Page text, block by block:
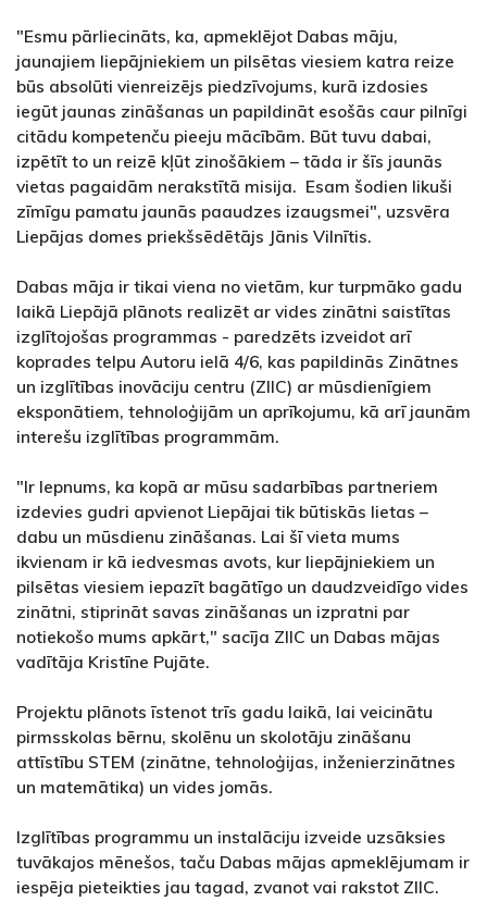
"Esmu pārliecināts, ka, apmeklējot Dabas māju,
jaunajiem liepājniekiem un pilsētas viesiem katra reize
būs absolūti vienreizējs piedzīvojums, kurā izdosies
iegūt jaunas zināšanas un papildināt esošās caur pilnīgi
citādu kompetenču pieeju mācībām. Būt tuvu dabai,
izpētīt to un reizē kļūt zinošākiem – tāda ir šīs jaunās
vietas pagaidām nerakstītā misija. Esam šodien likuši
zīmīgu pamatu jaunās paaudzes izaugsmei", uzsvēra
Liepājas domes priekšsēdētājs Jānis Vilnītis.
Dabas māja ir tikai viena no vietām, kur turpmāko gadu
laikā Liepājā plānots realizēt ar vides zinātni saistītas
izglītojošas programmas - paredzēts izveidot arī
koprades telpu Autoru ielā 4/6, kas papildinās Zinātnes
un izglītības inovāciju centru (ZIIC) ar mūsdienīgiem
eksponātiem, tehnoloģijām un aprīkojumu, kā arī jaunām
interešu izglītības programmām.
"Ir lepnums, ka kopā ar mūsu sadarbības partneriem
izdevies gudri apvienot Liepājai tik būtiskās lietas –
dabu un mūsdienu zināšanas. Lai šī vieta mums
ikvienam ir kā iedvesmas avots, kur liepājniekiem un
pilsētas viesiem iepazīt bagātīgo un daudzveidīgo vides
zinātni, stiprināt savas zināšanas un izpratni par
notiekošo mums apkārt," sacīja ZIIC un Dabas mājas
vadītāja Kristīne Pujāte.
Projektu plānots īstenot trīs gadu laikā, lai veicinātu
pirmsskolas bērnu, skolēnu un skolotāju zināšanu
attīstību STEM (zinātne, tehnoloģijas, inženierzinātnes
un matemātika) un vides jomās.
Izglītības programmu un instalāciju izveide uzsāksies
tuvākajos mēnešos, taču Dabas mājas apmeklējumam ir
iespēja pieteikties jau tagad, zvanot vai rakstot ZIIC.